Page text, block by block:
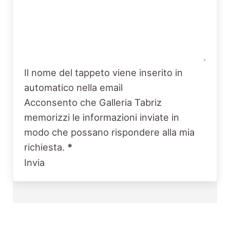
Il nome del tappeto viene inserito in
automatico nella email
Acconsento che Galleria Tabriz
memorizzi le informazioni inviate in
modo che possano rispondere alla mia
richiesta. *
Invia